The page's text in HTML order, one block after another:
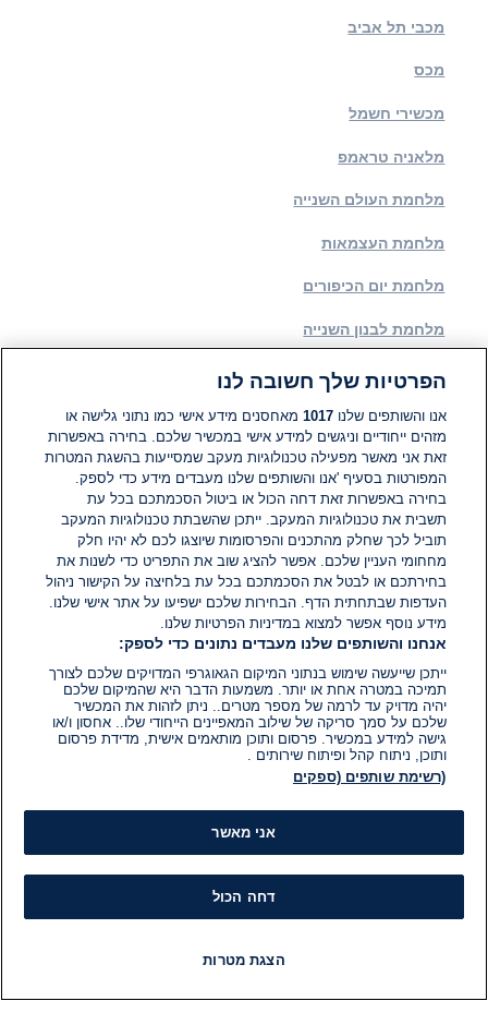
מכבי תל אביב
מכס
מכשירי חשמל
מלאניה טראמפ
מלחמת העולם השנייה
מלחמת העצמאות
מלחמת יום הכיפורים
מלחמת לבנון השנייה
מליציית אבו שבאב
מלכת היופי של ירושלים
מנגל
1
2
3 הבא
הפרטיות שלך חשובה לנו
אנו והשותפים שלנו1017 מאחסנים מידע אישי כמו נתוני גלישה או
מזהים ייחודיים וניגשים למידע אישי במכשיר שלכם. בחירה באפשרות
זאת אני מאשר מפעילה טכנולוגיות מעקב שמסייעות בהשגת המטרות
המפורטות בסעיף 'אנו והשותפים שלנו מעבדים מידע כדי לספק.
בחירה באפשרות זאת דחה הכול או ביטול הסכמתכם בכל עת
תשבית את טכנולוגיות המעקב. ייתכן שהשבתת טכנולוגיות המעקב
תוביל לכך שחלק מהתכנים והפרסומות שיוצגו לכם לא יהיו חלק
מחחומי העניין שלכם. אפשר להציג שוב את התפריט כדי לשנות את
בחירתכם או לבטל את הסכמתכם בכל עת בלחיצה על הקישור ניהול
העדפות שבתחתית הדף. הבחירות שלכם ישפיעו על אתר אישי שלנו.
מידע נוסף אפשר למצוא במדיניות הפרטיות שלנו.
אנחנו והשותפים שלנו מעבדים נתונים כדי לספק:
ייתכן שייעשה שימוש בנתוני המיקום הגאוגרפי המדויקים שלכם לצורך
תמיכה במטרה אחת או יותר. משמעות הדבר היא שהמיקום שלכם
יהיה מדויק עד לרמה של מספר מטרים.. ניתן לזהות את המכשיר
שלכם על סמך סריקה של שילוב המאפיינים הייחודי שלו.. אחסון ו/או
גישה למידע במכשיר. פרסום ותוכן מותאמים אישית, מדידת פרסום
ותוכן, ניתוח קהל ופיתוח שירותים .
(רשימת שותפים (ספקים
אני מאשר
דחה הכול
הצגת מטרות